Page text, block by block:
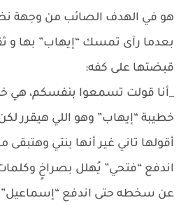
هو في الهدف الصائب من وجهة
بعدما رآى تمسك “إيهاب” بها و
قبضتها على كفه:
_أنا قولت تسمعوا بنفسكم، هي
خطيبة “إيهاب” وهو اللي هيقرر
أقولها تاني غير أنها بنتي وهتبقى
اندفع “فتحي” يُهلل بصراخٍ
عن سخطه حتى اندفع “إسماعيل”